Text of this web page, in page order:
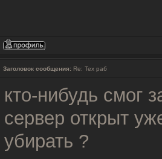
Заголовок сообщения: Re: Тех раб
кто-нибудь смог
сервер открыт
убирать ?